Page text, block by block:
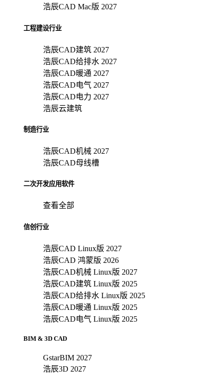
浩辰CAD Mac版 2027
工程建设行业
浩辰CAD建筑 2027
浩辰CAD给排水 2027
浩辰CAD暖通 2027
浩辰CAD电气 2027
浩辰CAD电力 2027
浩辰云建筑
制造行业
浩辰CAD机械 2027
浩辰CAD母线槽
二次开发应用软件
查看全部
信创行业
浩辰CAD Linux版 2027
浩辰CAD 鸿蒙版 2026
浩辰CAD机械 Linux版 2027
浩辰CAD建筑 Linux版 2025
浩辰CAD给排水 Linux版 2025
浩辰CAD暖通 Linux版 2025
浩辰CAD电气 Linux版 2025
BIM & 3D CAD
GstarBIM 2027
浩辰3D 2027